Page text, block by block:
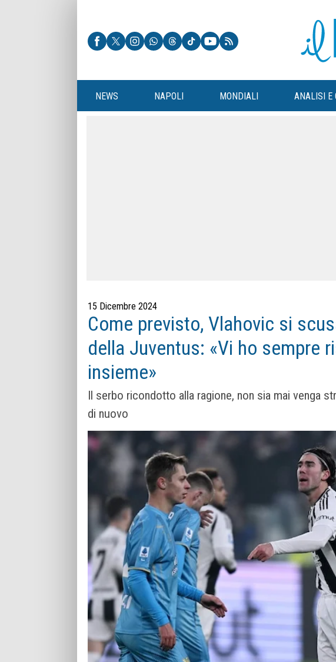
NEWS NAPOLI MONDIALI ANALISI E
15 Dicembre 2024
Come previsto, Vlahovic si
della Juventus: «Vi ho sempre
insieme»
Il serbo ricondotto alla ragione, non sia mai venga
di nuovo